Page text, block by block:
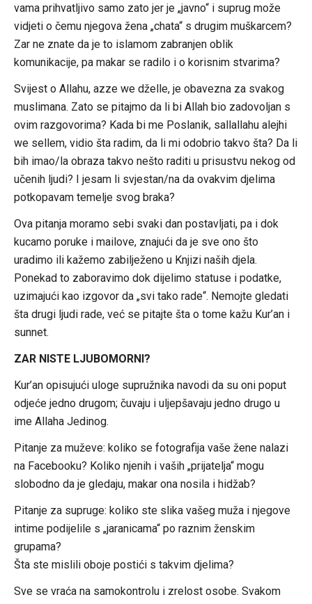
vama prihvatljivo samo zato jer je „javno“ i suprug može
vidjeti o čemu njegova žena „chata“ s drugim muškarcem?
Zar ne znate da je to islamom zabranjen oblik
komunikacije, pa makar se radilo i o korisnim stvarima?
Svijest o Allahu, azze we dželle, je obavezna za svakog
muslimana. Zato se pitajmo da li bi Allah bio zadovoljan s
ovim razgovorima? Kada bi me Poslanik, sallallahu alejhi
we sellem, vidio šta radim, da li mi odobrio takvo šta? Da li
bih imao/la obraza takvo nešto raditi u prisustvu nekog od
učenih ljudi? I jesam li svjestan/na da ovakvim djelima
potkopavam temelje svog braka?
Ova pitanja moramo sebi svaki dan postavljati, pa i dok
kucamo poruke i mailove, znajući da je sve ono što
uradimo ili kažemo zabilježeno u Knjizi naših djela.
Ponekad to zaboravimo dok dijelimo statuse i podatke,
uzimajući kao izgovor da „svi tako rade“. Nemojte gledati
šta drugi ljudi rade, već se pitajte šta o tome kažu Kur’an i
sunnet.
ZAR NISTE LJUBOMORNI?
Kur’an opisujući uloge supružnika navodi da su oni poput
odjeće jedno drugom; čuvaju i uljepšavaju jedno drugo u
ime Allaha Jedinog.
Pitanje za muževe: koliko se fotografija vaše žene nalazi
na Facebooku? Koliko njenih i vaših „prijatelja“ mogu
slobodno da je gledaju, makar ona nosila i hidžab?
Pitanje za supruge: koliko ste slika vašeg muža i njegove
intime podijelile s „jaranicama“ po raznim ženskim
grupama?
Šta ste mislili oboje postići s takvim djelima?
Sve se vraća na samokontrolu i zrelost osobe. Svakom